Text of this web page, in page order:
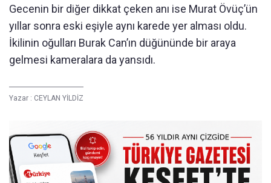
Gecenin bir diğer dikkat çeken anı ise Murat Övüç’ün
yıllar sonra eski eşiyle aynı karede yer alması oldu.
İkilinin oğulları Burak Can’ın düğününde bir araya
gelmesi kameralara da yansıdı.
Yazar : CEYLAN YİLDİZ